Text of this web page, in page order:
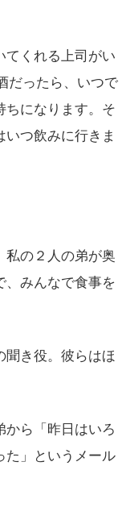
てくれる上司がい
だったら、いつで
ちになります。そ
つ飲みに行きま
私の２人の弟が奥
、みんなで食事を
聞き役。彼らはほ
から「昨日はいろ
た」というメール